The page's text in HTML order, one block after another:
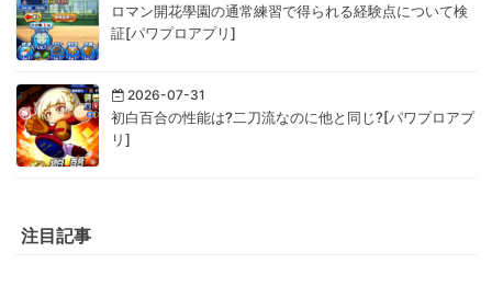
ロマン開花學園の通常練習で得られる経験点について検
証[パワプロアプリ]
2026-07-31
初白百合の性能は?二刀流なのに他と同じ?[パワプロアプ
リ]
注目記事